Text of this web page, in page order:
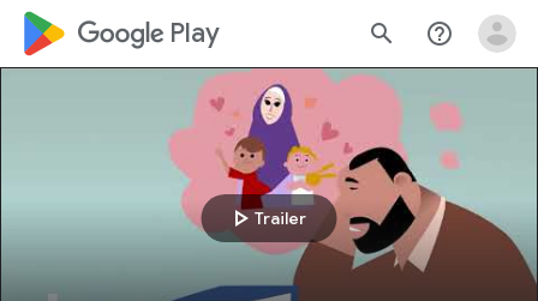
google_logo Play search help_outline
play_arrowTrailer